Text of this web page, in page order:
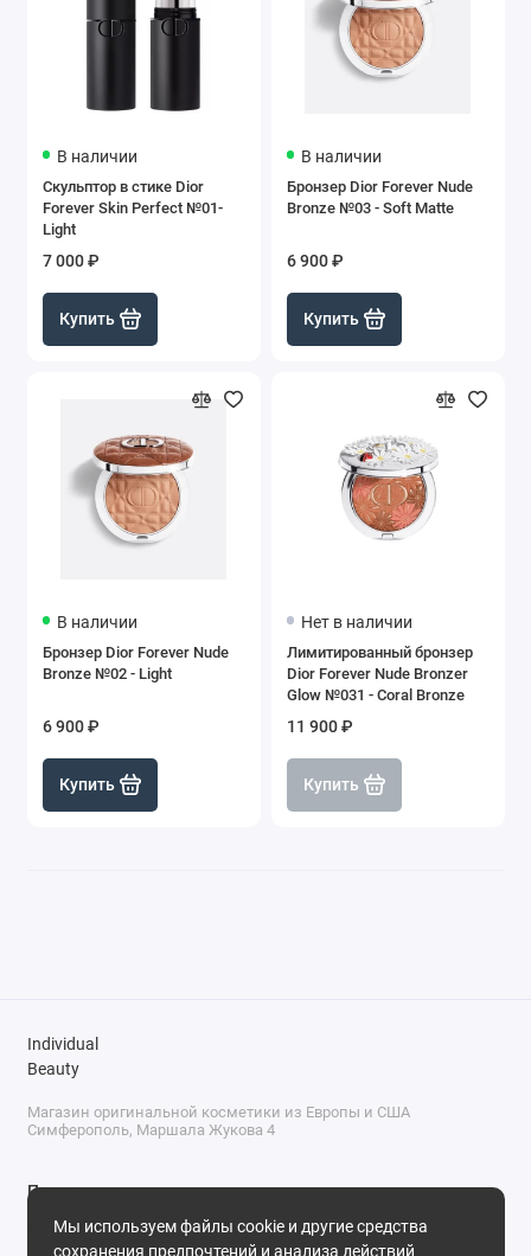
В наличии
Скульптор в стике Dior
Forever Skin Perfect №01-
Light
7 000 ₽
Купить
В наличии
Бронзер Dior Forever Nude
Bronze №03 - Soft Matte
6 900 ₽
Купить
В наличии
Бронзер Dior Forever Nude
Bronze №02 - Light
6 900 ₽
Купить
Нет в наличии
Лимитированный бронзер
Dior Forever Nude Bronzer
Glow №031 - Coral Bronze
11 900 ₽
Купить
Мы используем файлы cookie и другие средства
сохранения предпочтений и анализа действий
Individual
Beauty
Магазин оригинальной косметики из Европы и США
Симферополь, Маршала Жукова 4
Поддержка
+7 (978) 586-46-46